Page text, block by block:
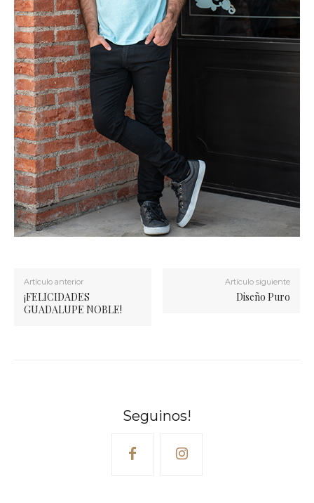
Artículo anterior
¡FELICIDADES
GUADALUPE NOBLE!
Artículo siguiente
Diseño Puro
Seguinos!